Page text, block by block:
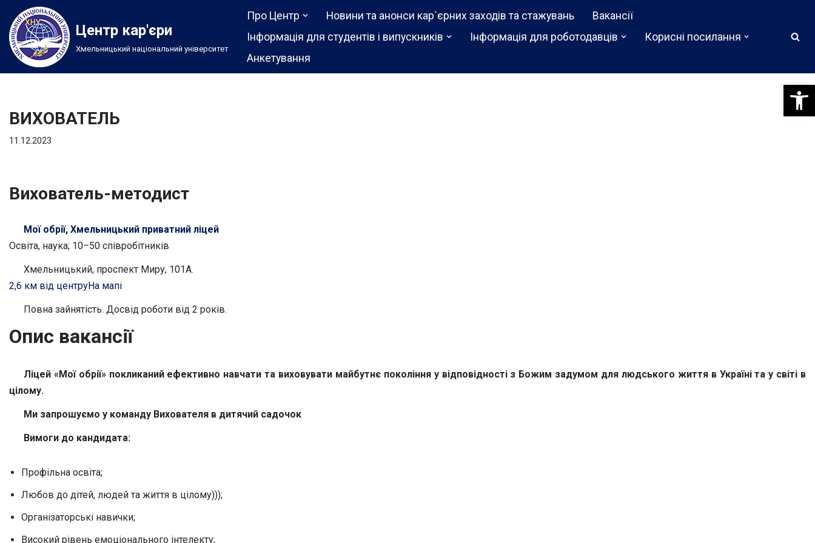
Перейти
до
вмісту
Центр кар'єри
Хмельницький національний університет
Про Центр Новини та анонси кар`єрних заходів та стажувань
Вакансії
Інформація для студентів і випускників
Інформація для роботодавців
Корисні посилання
Анкетування
ВИХОВАТЕЛЬ
11.12.2023
Вихователь-методист
Мої обрії, Хмельницький приватний ліцей
Освіта, наука; 10–50 співробітників
Хмельницький, проспект Миру, 101А.
2,6 км від центруНа мапі
Повна зайнятість. Досвід роботи від 2 років.
Опис вакансії
Ліцей «Мої обрії» покликаний ефективно навчати та виховувати майбутнє покоління у відповідності з Божим задумом для людського життя в Україні та у світі в
цілому.
Ми запрошуємо у команду Вихователя в дитячий садочок
Вимоги до кандидата:
Профільна освіта;
Любов до дітей, людей та життя в цілому)));
Організаторські навички;
Високий рівень емоціонального інтелекту;